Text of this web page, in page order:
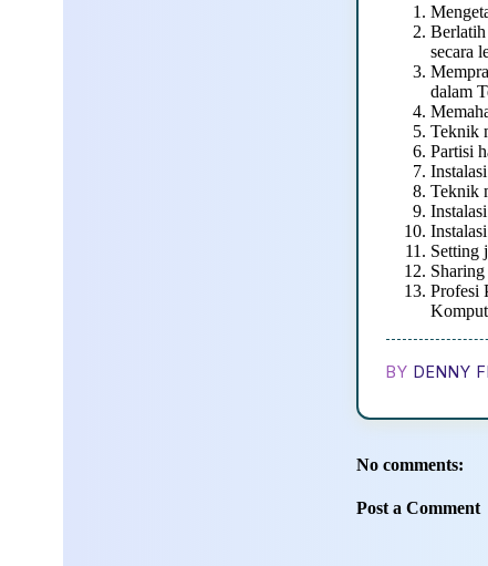
Berlatih
secara
dalam
Teknik
Partisi
Teknik
Setting
Profesi
BY DENNY
No comments:
Post a Comment